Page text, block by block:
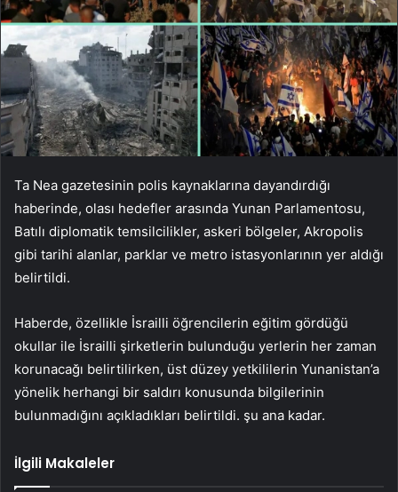
Ta Nea gazetesinin polis kaynaklarına dayandırdığı
haberinde, olası hedefler arasında Yunan Parlamentosu,
Batılı diplomatik temsilcilikler, askeri bölgeler, Akropolis
gibi tarihi alanlar, parklar ve metro istasyonlarının yer aldığı
belirtildi.
Haberde, özellikle İsrailli öğrencilerin eğitim gördüğü
okullar ile İsrailli şirketlerin bulunduğu yerlerin her zaman
korunacağı belirtilirken, üst düzey yetkililerin Yunanistan’a
yönelik herhangi bir saldırı konusunda bilgilerinin
bulunmadığını açıkladıkları belirtildi. şu ana kadar.
İlgili Makaleler